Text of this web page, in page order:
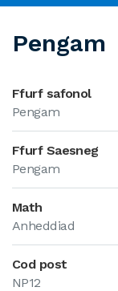
Pengam
Ffurf safonol
Pengam
Ffurf Saesneg
Pengam
Math
Anheddiad
Cod post
NP12